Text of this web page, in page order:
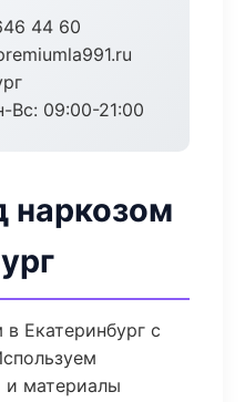
44 60
Вс: 09:00-21:00
наркозом
Екатеринбург с
и материалы